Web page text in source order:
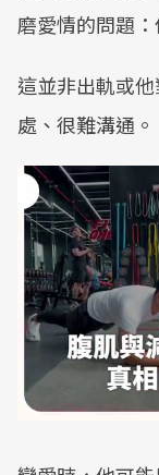
磨愛情的問題
這並非出軌或
處、很難溝通。